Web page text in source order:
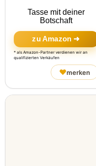
Tasse mit deiner
Botschaft
zu Amazon ➜
* als Amazon-Partner verdienen wir an
qualifizierten Verkäufen
♥merken